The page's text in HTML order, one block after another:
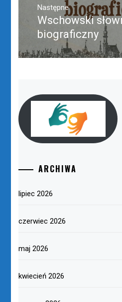
Następne
Następny
post:
Wschowski
biograficzny
ARCHIWA
lipiec 2026
czerwiec 2026
maj 2026
kwiecień 2026